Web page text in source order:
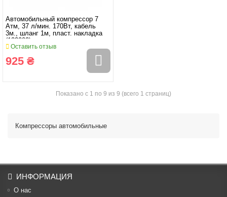
Автомобильный компрессор 7
Атм, 37 л/мин. 170Вт, кабель
3м., шланг 1м, пласт. накладка
(122000)
Оставить отзыв
925 ₴
Показано с 1 по 9 из 9 (всего 1 страниц)
Компрессоры автомобильные
ИНФОРМАЦИЯ
О нас